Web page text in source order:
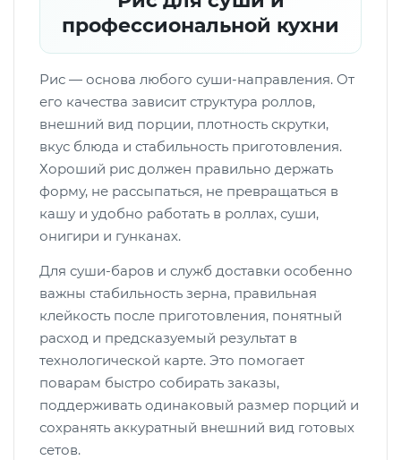
профессиональной кухни
Рис — основа любого суши-направления. От
его качества зависит структура роллов,
внешний вид порции, плотность скрутки,
вкус блюда и стабильность приготовления.
Хороший рис должен правильно держать
форму, не рассыпаться, не превращаться в
кашу и удобно работать в роллах, суши,
онигири и гунканах.
Для суши-баров и служб доставки особенно
важны стабильность зерна, правильная
клейкость после приготовления, понятный
расход и предсказуемый результат в
технологической карте. Это помогает
поварам быстро собирать заказы,
поддерживать одинаковый размер порций и
сохранять аккуратный внешний вид готовых
сетов.